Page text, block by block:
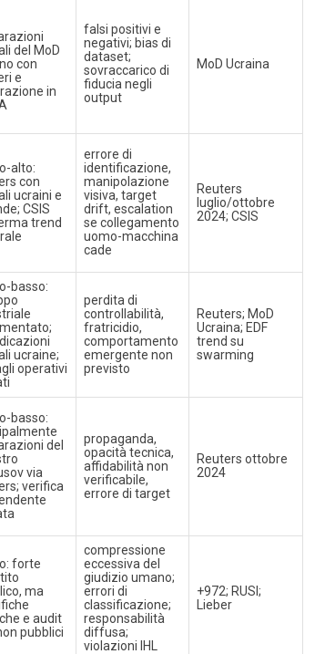
del MoD
con
e
in
falsi positivi e
negativi; bias di
dataset;
sovraccarico di
fiducia negli
output
MoD Ucraina
alto:
con
ucraini e
CSIS
trend
errore di
identificazione,
manipolazione
visiva, target
drift, escalation
se collegamento
uomo-macchina
cade
Reuters
luglio/ottobre
2024; CSIS
basso:
ucraine;
operativi
perdita di
controllabilità,
fratricidio,
comportamento
emergente non
previsto
Reuters; MoD
Ucraina; EDF
trend su
swarming
basso:
del
via
verifica
propaganda,
opacità tecnica,
affidabilità non
verificabile,
errore di target
Reuters ottobre
2024
forte
ma
e audit
pubblici
compressione
eccessiva del
giudizio umano;
errori di
classificazione;
responsabilità
diffusa;
violazioni IHL
+972; RUSI;
Lieber